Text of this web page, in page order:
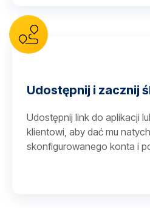
Udostępnij i zacznij
Udostępnij link do aplikacji
klientowi, aby dać mu
skonfigurowanego konta i